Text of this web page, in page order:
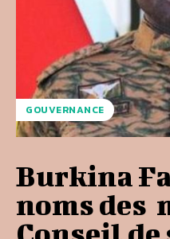
GOUVERNANCE
Burkina
noms des